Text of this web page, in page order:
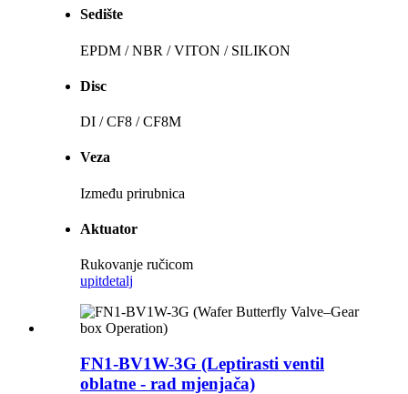
Sedište
EPDM / NBR / VITON / SILIKON
Disc
DI / CF8 / CF8M
Veza
Između prirubnica
Aktuator
Rukovanje ručicom
upitdetalj
FN1-BV1W-3G (Leptirasti ventil
oblatne - rad mjenjača)